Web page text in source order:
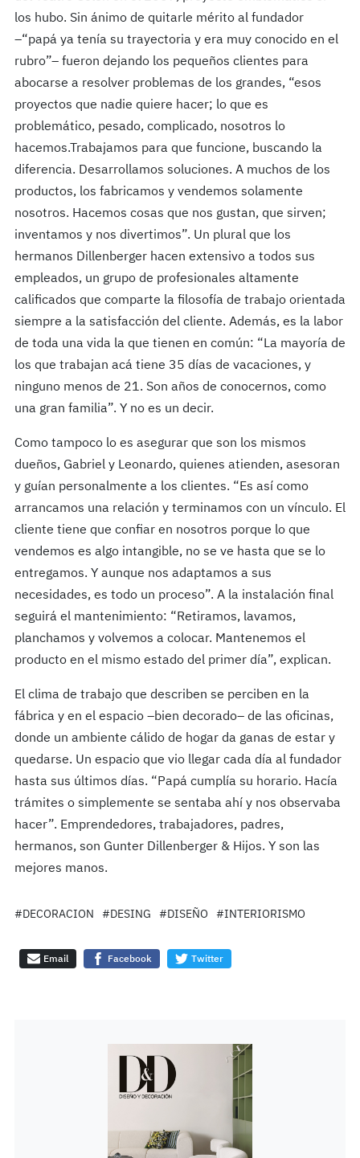
los hubo. Sin ánimo de quitarle mérito al fundador
–“papá ya tenía su trayectoria y era muy conocido en el
rubro”– fueron dejando los pequeños clientes para
abocarse a resolver problemas de los grandes, “esos
proyectos que nadie quiere hacer; lo que es
problemático, pesado, complicado, nosotros lo
hacemos.Trabajamos para que funcione, buscando la
diferencia. Desarrollamos soluciones. A muchos de los
productos, los fabricamos y vendemos solamente
nosotros. Hacemos cosas que nos gustan, que sirven;
inventamos y nos divertimos”. Un plural que los
hermanos Dillenberger hacen extensivo a todos sus
empleados, un grupo de profesionales altamente
calificados que comparte la filosofía de trabajo orientada
siempre a la satisfacción del cliente. Además, es la labor
de toda una vida la que tienen en común: “La mayoría de
los que trabajan acá tiene 35 días de vacaciones, y
ninguno menos de 21. Son años de conocernos, como
una gran familia”. Y no es un decir.
Como tampoco lo es asegurar que son los mismos
dueños, Gabriel y Leonardo, quienes atienden, asesoran
y guían personalmente a los clientes. “Es así como
arrancamos una relación y terminamos con un vínculo. El
cliente tiene que confiar en nosotros porque lo que
vendemos es algo intangible, no se ve hasta que se lo
entregamos. Y aunque nos adaptamos a sus
necesidades, es todo un proceso”. A la instalación final
seguirá el mantenimiento: “Retiramos, lavamos,
planchamos y volvemos a colocar. Mantenemos el
producto en el mismo estado del primer día”, explican.
El clima de trabajo que describen se perciben en la
fábrica y en el espacio –bien decorado– de las oficinas,
donde un ambiente cálido de hogar da ganas de estar y
quedarse. Un espacio que vio llegar cada día al fundador
hasta sus últimos días. “Papá cumplía su horario. Hacía
trámites o simplemente se sentaba ahí y nos observaba
hacer”. Emprendedores, trabajadores, padres,
hermanos, son Gunter Dillenberger & Hijos. Y son las
mejores manos.
#DECORACION #DESING #DISEÑO #INTERIORISMO
Email Facebook Twitter